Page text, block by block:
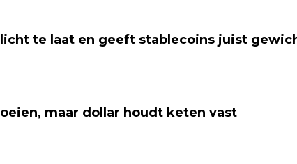
te laat en geeft stablecoins juist
maar dollar houdt keten vast